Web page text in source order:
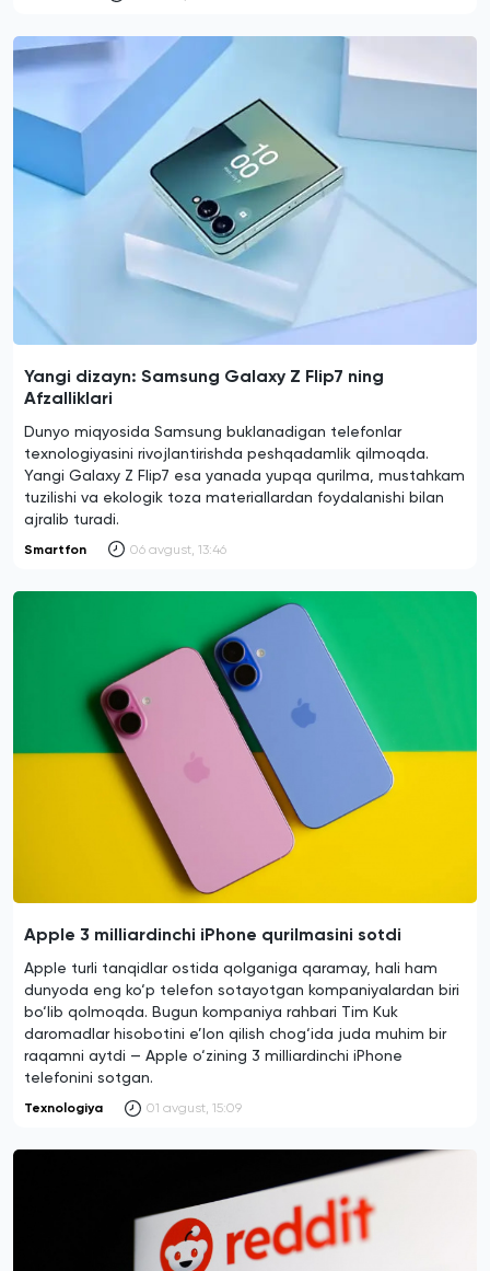
Yangi dizayn: Samsung Galaxy Z Flip7 ning
Afzalliklari
Dunyo miqyosida Samsung buklanadigan telefonlar
texnologiyasini rivojlantirishda peshqadamlik qilmoqda.
Yangi Galaxy Z Flip7 esa yanada yupqa qurilma, mustahkam
tuzilishi va ekologik toza materiallardan foydalanishi bilan
ajralib turadi.
Smartfon 06 avgust, 13:46
Apple 3 milliardinchi iPhone qurilmasini sotdi
Apple turli tanqidlar ostida qolganiga qaramay, hali ham
dunyoda eng ko‘p telefon sotayotgan kompaniyalardan biri
bo‘lib qolmoqda. Bugun kompaniya rahbari Tim Kuk
daromadlar hisobotini e’lon qilish chog‘ida juda muhim bir
raqamni aytdi — Apple o‘zining 3 milliardinchi iPhone
telefonini sotgan.
Texnologiya 01 avgust, 15:09